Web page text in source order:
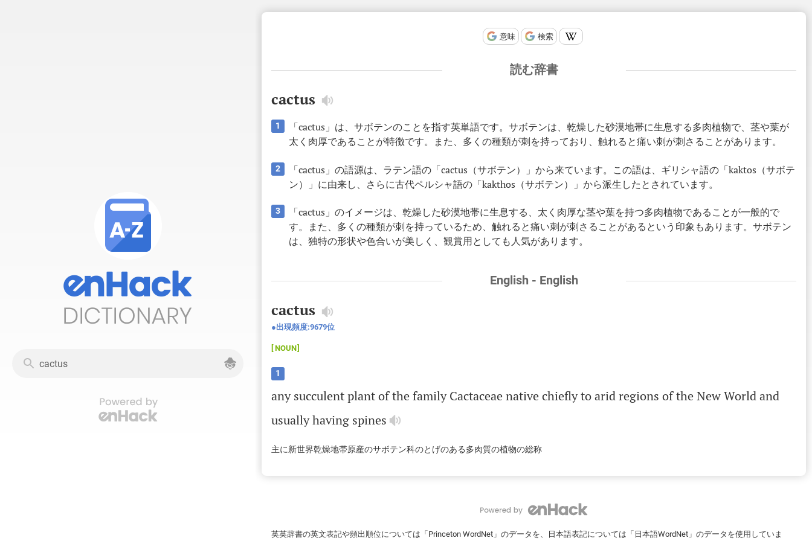
意味 検索
読む辞書
cactus
1
「cactus」は、サボテンのことを指す英単語です。サボテンは、乾燥した砂漠地帯に生息する多肉植物で、茎や葉が
太く肉厚であることが特徴です。また、多くの種類が刺を持っており、触れると痛い刺が刺さることがあります。
2
「cactus」の語源は、ラテン語の「cactus（サボテン）」から来ています。この語は、ギリシャ語の「kaktos（サボテ
ン）」に由来し、さらに古代ペルシャ語の「kakthos（サボテン）」から派生したとされています。
3
「cactus」のイメージは、乾燥した砂漠地帯に生息する、太く肉厚な茎や葉を持つ多肉植物であることが一般的で
す。また、多くの種類が刺を持っているため、触れると痛い刺が刺さることがあるという印象もあります。サボテン
は、独特の形状や色合いが美しく、観賞用としても人気があります。
English - English
cactus
出現頻度:9679位
NOUN
1
any succulentplantofthe family Cactaceae native chieflytoaridregions ofthe NewWorldand
usuallyhaving spines
主に新世界乾燥地帯原産のサボテン科のとげのある多肉質の植物の総称
英英辞書の英文表記や頻出順位については「Princeton WordNet」のデータを、日本語表記については「日本語WordNet」のデータを使用していま